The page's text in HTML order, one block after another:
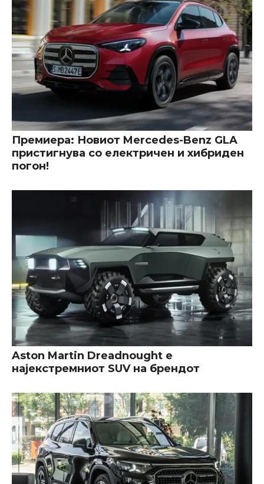
Премиера: Новиот Mercedes-Benz GLA
пристигнува со електричен и хибриден
погон!
Aston Martin Dreadnought е
најекстремниот SUV на брендот